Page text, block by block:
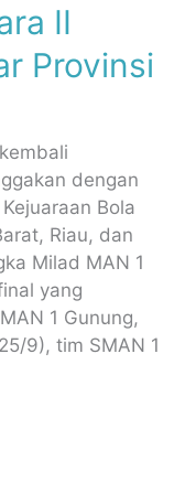
II
Provinsi
dengan
Bola
Riau, dan
Milad MAN 1
yang
1 Gunung,
9), tim SMAN 1